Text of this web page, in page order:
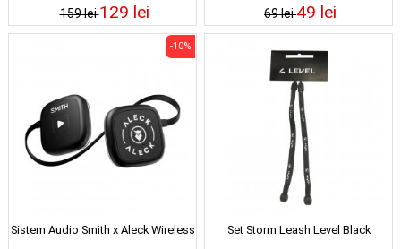
159 lei129 lei 69 lei49 lei
Sistem Audio Smith x Aleck Wireless
-10%
Set Storm Leash Level Black